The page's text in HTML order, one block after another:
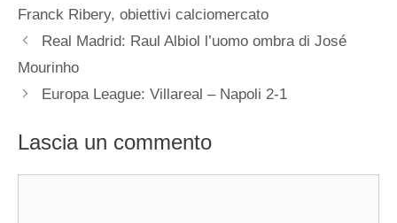
Franck Ribery, obiettivi calciomercato
Real Madrid: Raul Albiol l’uomo ombra di José
Mourinho
Europa League: Villareal – Napoli 2-1
Lascia un commento